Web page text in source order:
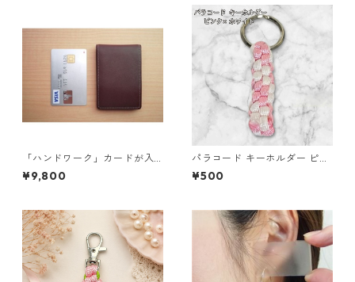
「ハンドワーク」カードが入
る小さな小銭入れ ネイビー
¥9,800
パラコード キーホルダー ピン
ク ホワイト 編み込み s27
¥500